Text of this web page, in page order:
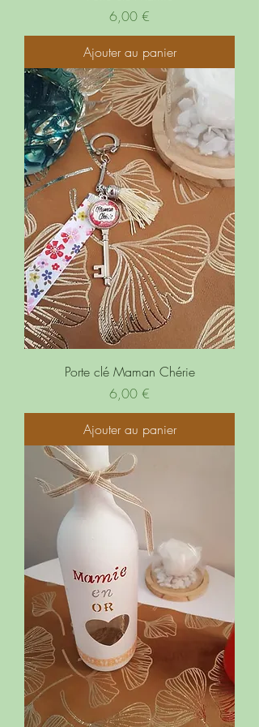
Prix
6,00 €
Ajouter au panier
Porte clé Maman Chérie
Prix
6,00 €
Ajouter au panier